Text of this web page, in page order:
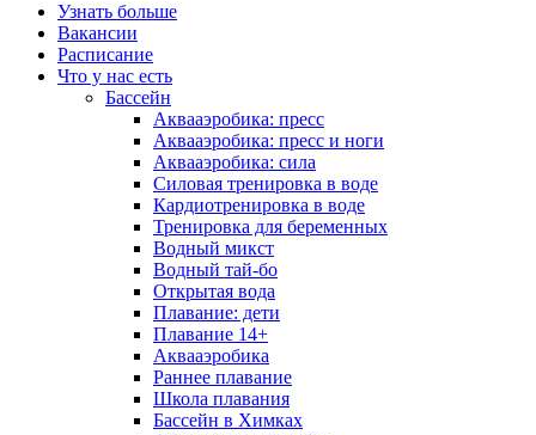
Узнать больше
Вакансии
Расписание
Что у нас есть
Бассейн
Аквааэробика: пресс
Аквааэробика: пресс и ноги
Аквааэробика: сила
Силовая тренировка в воде
Кардиотренировка в воде
Тренировка для беременных
Водный микст
Водный тай-бо
Открытая вода
Плавание: дети
Плавание 14+
Аквааэробика
Раннее плавание
Школа плавания
Бассейн в Химках